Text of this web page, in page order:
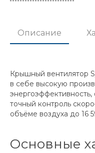
Описание
Крышный вентилятор
в себе высокую
точный контроль
объёме воздуха до 16
Основные